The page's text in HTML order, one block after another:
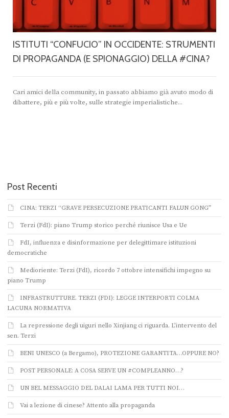
ISTITUTI “CONFUCIO” IN OCCIDENTE: STRUMENTI
DI PROPAGANDA (E SPIONAGGIO) DELLA #CINA?
Cari amici della community, in passato abbiamo già avuto modo di
dibattere, più e più volte, sulle strategie imperialistiche...
Post Recenti
CINA: TERZI “GRAVE PERSECUZIONE PRATICANTI FALUN GONG”
Terzi (FdI): piano Trump storico perché riunisce Usa e Ue
FdI, influenza e disinformazione per delegittimare istituzioni
democratiche
Medioriente: Terzi (FdI), ricordo 7 ottobre intensifichi impegno su
piano Trump
INFRASTRUTTURE. TERZI (FDI): LEGGE INTERPORTI COLMA
LACUNA NORMATIVA
La repressione degli uiguri nello Xinjiang ci riguarda. L’intervento del
sen. Terzi
BENI UNESCO (a Bergamo), PROTEZIONE GARANTITA…OPPURE NO?
POST PERSONALE: A COSA SERVE UN #COMPLEANNO…?
UN BEL MESSAGGIO DEL DALAI LAMA PER TUTTI NOI…
Vai a lezione di cinese? Attento alla propaganda